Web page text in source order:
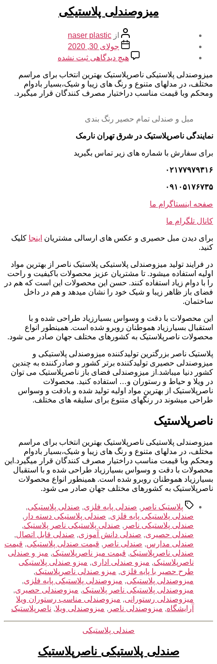
میزوصندلی پلاستیکی
نویسنده
نوشته
از naser plastic
تاریخ
نوشته
جولای 30, 2020
هیچ دیدگاهی برای
پلاستیکی
ثبت نشده
میزوصندلی پلاستیکی ناصرپلاستیک بهترین انتخاب برای مراسم
مختلف، در مدلهای متنوع و رنگ های زیبا و شیک،بسیار بادوام
ومحکم وبا قیمت مناسب دراختیار مصرف کنندگان قرار میگیرد.
مبل و صندلی تمام حصیر رنگ بندی
نمایندگی ناصرپلاستیک در شرق تهران نارمک
برای سفارش با شماره های زیر تماس بگیرید
۰۲۱۷۷۹۷۹۳۱۶
۰۹۱۰۵۱۷۶۷۳۵
صفحه اینستاگرام ما
کانال تلگرام ما
برای دیدن مبل حصیری و عکس های ارسالی مشتریان اینجا کلیک
کنید.
در فرایند تولید میزوصندلی پلاستیکی پلاستیک ناصر از بهترین مواد
اولیه استفاده میشود. تا مشتریان عزیز محصولات باکیفیت و راحت
را با دوام زیاد استفاده کنند. حسن این محصولات این است که هم در
فضای باز ظاهر زیبا و شیک خود را نشان میدهد و هم در داخل
ساختمان.
این محصولات با دقت و وسواس بسیارزیاد طراحی شده و با
استقبال بسیارزیاد هموطنان روبرو شده است. همینطور انواع
محصولات ناصرپلاستیک به کشورهای مختلف جهان صادر می شود.
پلاستیک ناصر بزرگترین تولیدکننده میزوصندلی پلاستیکی و
میزوصندلی حصیری تولیدکننده برتر کشور و صادرکننده به چندین
کشور دنیا میباشد.از میزوصندلی فضای باز ناصرپلاستیک می توان
در ویلا و حیاط و رستوران و… استفاده کنید. محصولات
ناصرپلاستیک از بهترین مواد اولیه تولید شده و بادقت و وسواس
طراحی میشوند در رنگهای متنوع برای سلیقه های مختلف.
ناصرپلاستیک
میزوصندلی پلاستیکی ناصرپلاستیک بهترین انتخاب برای مراسم
مختلف، در مدلهای متنوع و رنگ های زیبا و شیک،بسیار بادوام
ومحکم وبا قیمت مناسب دراختیار مصرف کنندگان قرار میگیرد.این
محصولات با دقت و وسواس بسیارزیاد طراحی شده و با استقبال
بسیارزیاد هموطنان روبرو شده است. همینطور انواع محصولات
ناصرپلاستیک به کشورهای مختلف جهان صادر می شود.
برچسب‌ها
پلاستیک ناصر , صندلی پایه فلزی, صندلی پلاستیکی,
صندلی پلاستیکی پایه فلزی, صندلی پلاستیکی دسته دار ,
صندلی پلاستیکی ناصر , صندلی پلاستیکی ناصر پلاستیک,
صندلی حصیری, صندلی دانش آموزی, صندلی قابل اتصال,
صندلی مدارس, صندلی ناصر , قیمت صندلی پلاستیکی, قیمت
صندلی ناصرپلاستیک, قیمت میز ناصرپلاستیک, میز و صندلی
ناصرپلاستیک, میزو صندلی اداری, میزو صندلی پلاستیکی
طرح حصیر با پایه فلزی, میزو صندلی ناصرپلاستیک,
میزوصندلی پلاستیکی, میزوصندلی پلاستیکی پایه فلزی,
میزوصندلی پلاستیکی ناصر پلاستیک, میزوصندلی حصیری,
میزوصندلی رستورانی, میزوصندلی مناسب رستوران ویلا
آرایشگاه, میزوصندلی ناصر , میزوصندلی ویلا, ناصرپلاستیک
دسته‌ها
صندلی پلاستیکی
صندلی پلاستیکی ناصرپلاستیک